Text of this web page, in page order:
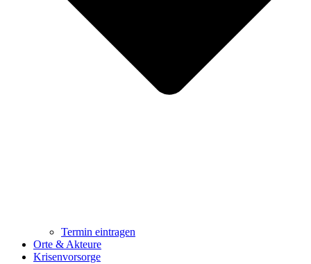
Termin eintragen
Orte & Akteure
Krisenvorsorge